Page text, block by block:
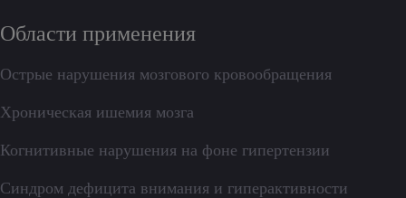
Области применения
Острые нарушения мозгового кровообращения
Хроническая ишемия мозга
Когнитивные нарушения на фоне гипертензии
Синдром дефицита внимания и гиперактивности